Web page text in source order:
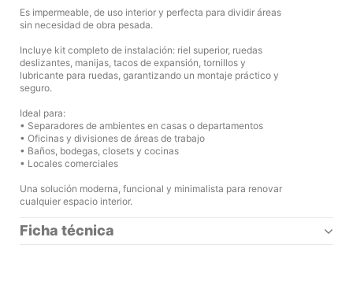
Es impermeable, de uso interior y perfecta para dividir áreas
sin necesidad de obra pesada.
Incluye kit completo de instalación: riel superior, ruedas
deslizantes, manijas, tacos de expansión, tornillos y
lubricante para ruedas, garantizando un montaje práctico y
seguro.
Ideal para:
• Separadores de ambientes en casas o departamentos
• Oficinas y divisiones de áreas de trabajo
• Baños, bodegas, closets y cocinas
• Locales comerciales
Una solución moderna, funcional y minimalista para renovar
cualquier espacio interior.
Ficha técnica